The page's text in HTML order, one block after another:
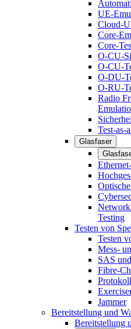
UE-
Cloud-
Core-
Core-
O-CU-
O-CU-
O-DU-
O-RU-
Radio
Test-as-
Glasfaser
Testing
Testen von
Testen
Mess-
SAS
Fibre-
Jammer
Bereitstellung und
Bereitstellung